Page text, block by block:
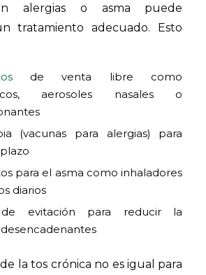
alergias o asma puede
tratamiento adecuado. Esto
de venta libre como
aerosoles nasales o
(vacunas para alergias) para
para el asma como inhaladores
diarios
de evitación para reducir la
la tos crónica no es igual para